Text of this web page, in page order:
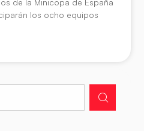
los ocho equipos